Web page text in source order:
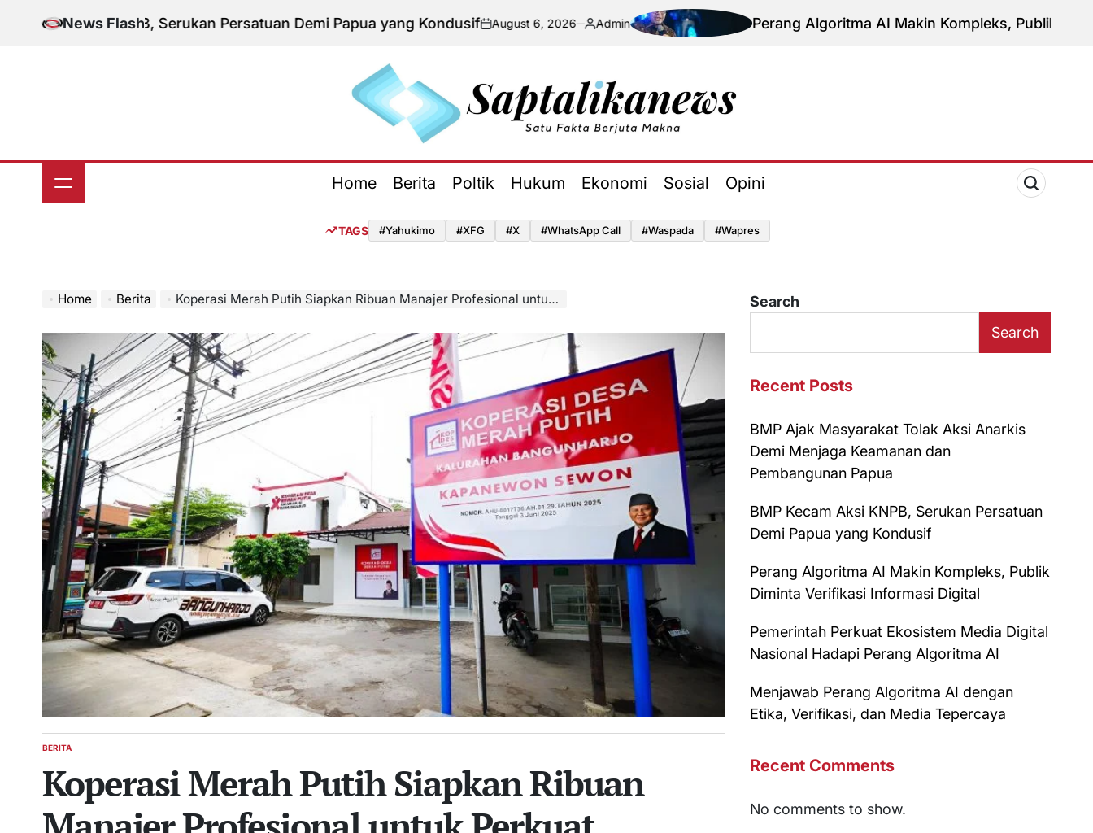
News Flash
KNPB, Serukan Persatuan Demi Papua yang Kondusifon
August 6, 2026
Posted
Admin Perang Algoritma AI Makin Kompleks, Publik Diminta
Saptalikanews.id
Home Berita Poltik Hukum Ekonomi Sosial Opini
TAGS #yahukimo #XFG #x #WhatsApp Call #waspada #Wapres
Home Berita Koperasi Merah Putih Siapkan Ribuan Manajer Profesional untuk Perkuat Operasional
POSTED
BERITA
Koperasi Merah Putih Siapkan Ribuan
Search
Search
Recent Posts
BMP Ajak Masyarakat Tolak Aksi Anarkis
Demi Menjaga Keamanan dan
Pembangunan Papua
BMP Kecam Aksi KNPB, Serukan Persatuan
Demi Papua yang Kondusif
Perang Algoritma AI Makin Kompleks, Publik
Diminta Verifikasi Informasi Digital
Pemerintah Perkuat Ekosistem Media Digital
Nasional Hadapi Perang Algoritma AI
Menjawab Perang Algoritma AI dengan
Etika, Verifikasi, dan Media Tepercaya
Recent Comments
No comments to show.